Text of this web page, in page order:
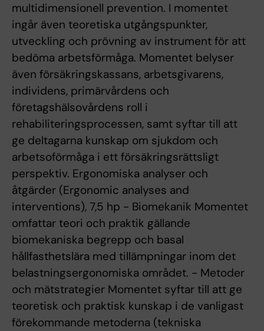
multidimensionell prevention. I momentet
ingår även teoretiska utgångspunkter,
utveckling och prövning av instrument för att
bedöma arbetsförmåga. Momentet belyser
även försäkringskassans, arbetsgivarens,
individens, primärvårdens och
företagshälsovårdens roll i
rehabiliteringsprocessen, samt syftar till att
ge deltagarna kunskap om sjukdom och
arbetsoförmåga i ett försäkringsrättsligt
perspektiv. Ergonomiska analyser och
åtgärder (Ergonomic analyses and
interventions), 7,5 hp - Biomekanik Momentet
omfattar teori och praktik gällande
biomekaniska begrepp och basal
hållfasthetslära med tillämpningar inom det
belastningsergonomiska området. - Metoder
och mätstrategier Momentet syftar till att ge
teoretisk och praktisk kunskap i de vanligast
förekommande metoderna (tekniska